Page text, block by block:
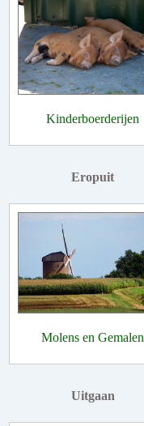
Kinderboerderijen
Eropuit
Molens en Gemalen
Uitgaan